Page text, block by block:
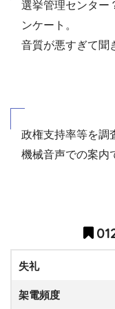
選挙管理センター
ンケート。
音質が悪すぎて聞
政権支持率等を調
機械音声での案内
失礼
架電頻度